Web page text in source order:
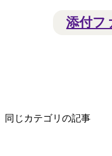
添付フ
同じカテゴリの記事